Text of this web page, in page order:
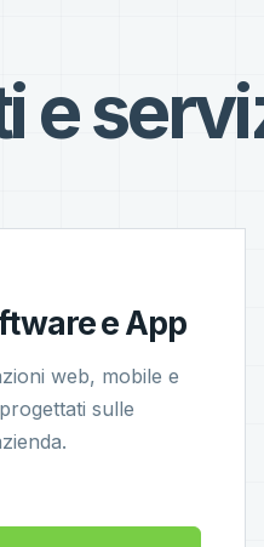
e
e App
web, mobile e
sulle